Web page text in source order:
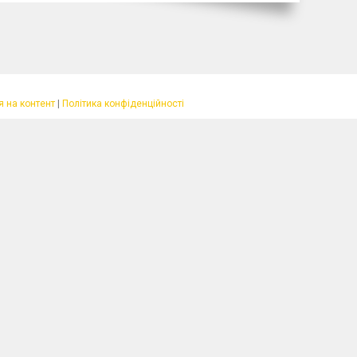
на контент | Політика конфіденційності